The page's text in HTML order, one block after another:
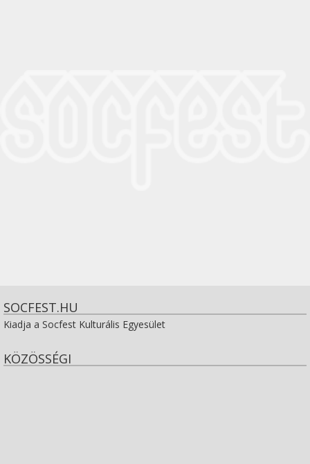
SOCFEST.HU
Kiadja a Socfest Kulturális Egyesület
KÖZÖSSÉGI